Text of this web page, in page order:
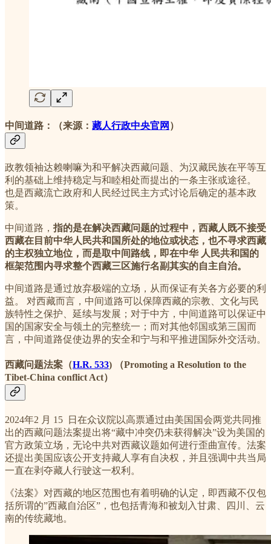
中间道路：（来源： 藏人行政中央官网 ）
政教领袖达赖喇嘛为和平解决西藏问题、为汉藏民族在平等互
利的基础上维持稳定与和睦相处而提出的一条主张或途径。
也是西藏流亡政府和人民经过民主方式讨论后确定的基本政
策。
中间道路， 指的是在解决西藏问题的过程中，西藏人既不接受
西藏在目前中华人民共和国所处的地位或状态，也不寻求西藏
的主权独立地位，而是取中间路线，即在中华 人民共和国的
框架范围内寻求整个西藏三区施行名副其实的自主自治。
中间道路是通过放弃极端的立场，从而保证有关各方必要的利
益。 对西藏而言，中间道路可以保障西藏的宗教、文化与民
族特性之保护、延续与发展；对于中方，中间道路可以保证中
国的国家安全与领土的完整统一；而对其他邻国或第三国而
言，中间道路促使边界的安全和宁与和平推进国际外交活动。
西藏问题法案（H.R. 533) （Promoting a Resolution to the
Tibet-China conflict Act）
2024年2 月 15 日在众议院以高票通过由美国国会两党共同推
出的西藏问题法案提出将“藏中冲突仍未获得解决”设为美国的
官方政策立场，无论中共对西藏议题如何进行歪曲宣传。法案
还提出美国应该公开支持藏人享有自决权，并且强调中共当局
一直在剥夺藏人行驶这一权利。
《法案》对西藏的地区范围也有着明确的认定，即西藏不仅包
括所谓的”西藏自治区”，也包括青海和被划入甘肃、四川、云
南的传统藏地。